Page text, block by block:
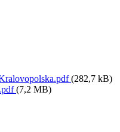
(282,7 kB)
(7,2 MB)